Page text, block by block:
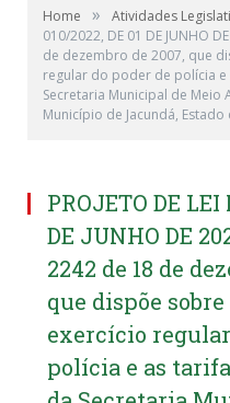
Home » Atividades
010/2022, DE 01 DE JUNHO
de dezembro de 2007, que
regular do poder de polícia
Secretaria Municipal de Meio
Município de Jacundá,
PROJETO DE LEI
DE JUNHO DE
2242 de 18 de
que dispõe
exercício
polícia e as